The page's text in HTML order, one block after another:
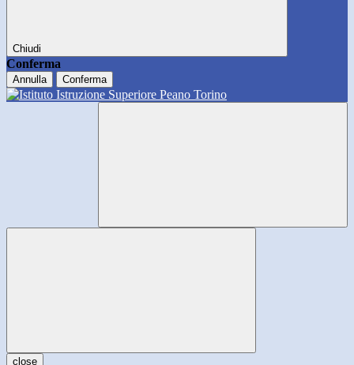
Chiudi
Conferma
Annulla Conferma
close